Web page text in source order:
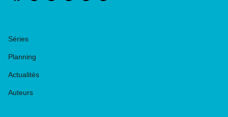
Séries
Planning
Actualités
Auteurs